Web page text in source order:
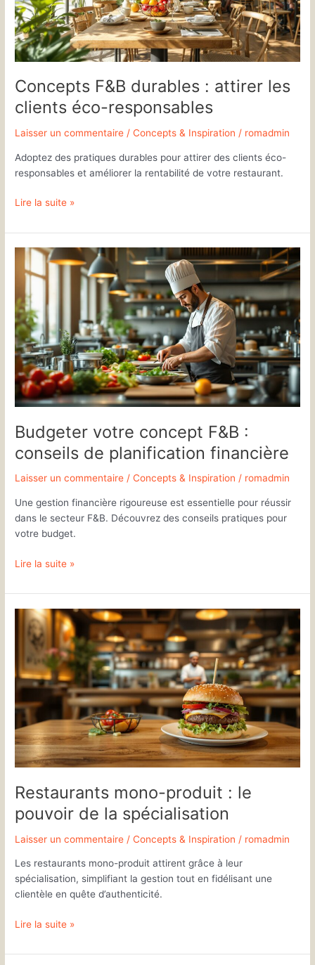
Concepts F&B durables : attirer les
clients éco-responsables
Laisser un commentaire /Concepts & Inspiration / romadmin
Adoptez des pratiques durables pour attirer des clients éco-
responsables et améliorer la rentabilité de votre restaurant.
éco-
responsables
Lire la suite »
Budgeter votre concept F&B :
conseils de planification financière
Laisser un commentaire /Concepts & Inspiration / romadmin
Une gestion financière rigoureuse est essentielle pour réussir
dans le secteur F&B. Découvrez des conseils pratiques pour
votre budget.
Budgeter
votre
F&B
:
conseils
de
planification
financière
Lire la suite »
Restaurants mono-produit : le
pouvoir de la spécialisation
Laisser un commentaire /Concepts & Inspiration / romadmin
Les restaurants mono-produit attirent grâce à leur
spécialisation, simplifiant la gestion tout en fidélisant une
clientèle en quête d’authenticité.
Restaurants
mono-
produit
le
pouvoir
de
spécialisation
Lire la suite »